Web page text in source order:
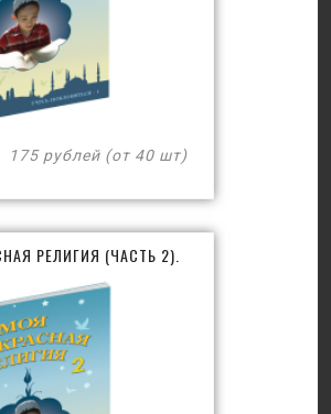
175 рублей (от 40 шт)
РЕЛИГИЯ (ЧАСТЬ 2).